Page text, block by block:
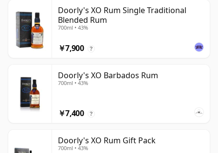
Doorly's XO Rum Single Traditional
Blended Rum
700ml • 43%
￥7,900 ?
Doorly's XO Barbados Rum
700ml • 43%
￥7,400 ?
Doorly's XO Rum Gift Pack
700ml • 43%